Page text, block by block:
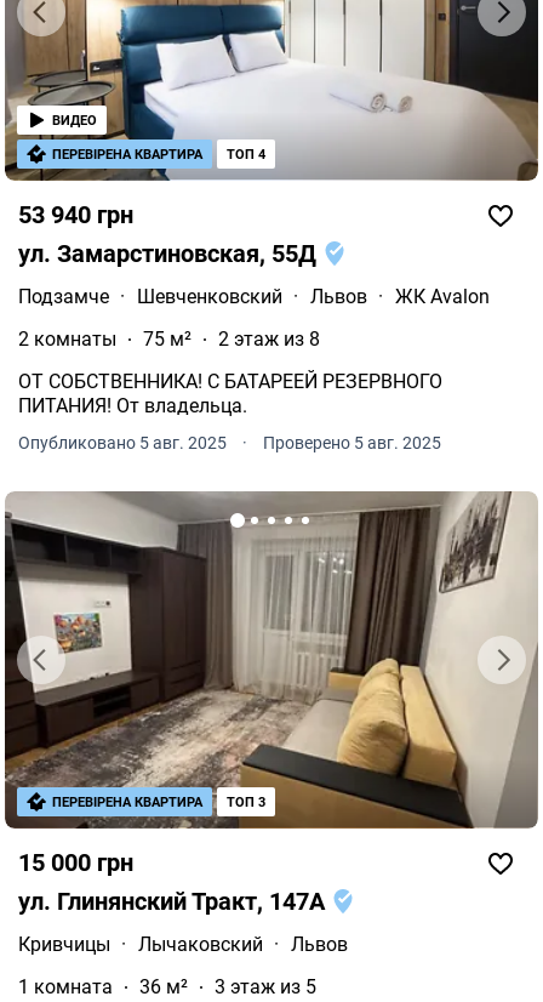
53 940 грн
ул. Замарстиновская, 55Д
Подзамче · Шевченковский · Львов · ЖК Avalon
2 комнаты
75 м²
2 этаж из 8
ОТ СОБСТВЕННИКА! С БАТАРЕЕЙ РЕЗЕРВНОГО
ПИТАНИЯ! От владельца.
Опубликовано 5 авг. 2025 · Проверено 5 авг. 2025
ВИДЕО
ПЕРЕВІРЕНА КВАРТИРА ТОП 4
15 000 грн
ул. Глинянский Тракт, 147А
Кривчицы · Лычаковский · Львов
1 комната
36 м² 3 этаж из 5
ПЕРЕВІРЕНА КВАРТИРА ТОП 3